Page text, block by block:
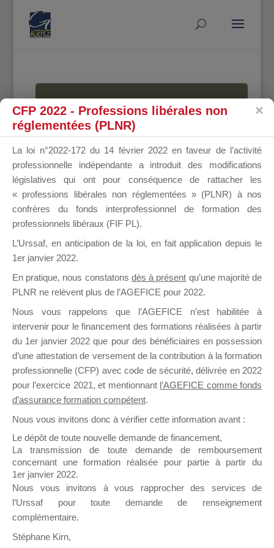
MALLETTE
DU
DIRIGEANT
Groupe Public
Ce groupe est destiné aux Organismes de
Formation qui souhaitent répondre à l’Appel à
Propositions Mallette du Dirigeant.
sur lequel il est possible de laisser un message
ou poser une question.
NB : Il est nécessaire d’être
pouvoir rejoindre ce groupe
CFP 2022 - Professions libérales non
réglementées (PLNR)
La loi n°2022-172 du 14 février 2022 en faveur de l’activité
professionnelle indépendante a introduit des modifications
législatives qui ont pour conséquence de rattacher les
« professions libérales non réglementées » (PLNR) à nos
confrères du fonds interprofessionnel de formation des
professionnels libéraux (FIF PL).
L’Urssaf, en anticipation de la loi, en fait application depuis le
1er janvier 2022.
En pratique, nous constatons dès à présent qu’une majorité de
PLNR ne relèvent plus de l’AGEFICE pour 2022.
Nous vous rappelons que l’AGEFICE n’est habilitée à
intervenir pour le financement des formations réalisées à partir
du 1er janvier 2022 que pour des bénéficiaires en possession
d’une attestation de versement de la contribution à la formation
professionnelle (CFP) avec code de sécurité, délivrée en 2022
pour l’exercice 2021, et mentionnant l’AGEFICE comme fonds
d’assurance formation compétent.
Nous vous invitons donc à vérifier cette information avant :
Le dépôt de toute nouvelle demande de financement,
La transmission de toute demande de remboursement
concernant une formation réalisée pour partie à partir du
1er janvier 2022.
Nous vous invitons à vous rapprocher des services de
l’Urssaf pour toute demande de renseignement
complémentaire.
Stéphane Kirn,